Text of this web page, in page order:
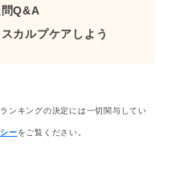
Q&A
カルプケアしよう
ンキングの決定には一切関与してい
ーをご覧ください。